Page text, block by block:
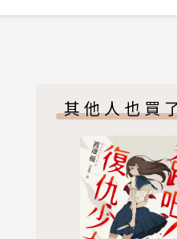
其他人也買